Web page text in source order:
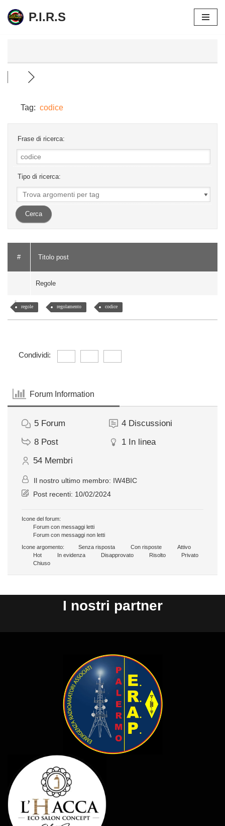
Vai
P.I.R.S
Tag: codice
Frase di ricerca:
Tipo di ricerca:
# Titolo post
Regole
regole regolamento codice
Condividi:
Forum Information
5 Forum 4 Discussioni
8 Post 1 In linea
54 Membri
Il nostro ultimo membro: IW4BIC
Post recenti: 10/02/2024
Icone del forum:
Forum con messaggi letti
Forum con messaggi non letti
Icone argomento:
Senza risposta Con risposte
Attivo
Hot
In evidenza Disapprovato Risolto
Privato
Chiuso
I nostri partner